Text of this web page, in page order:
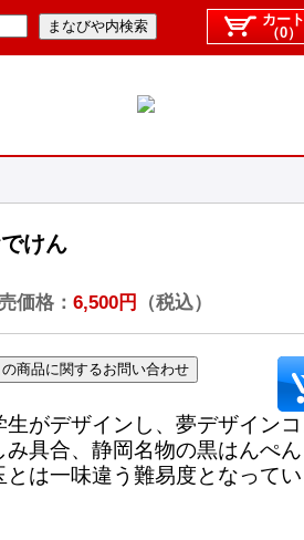
カート
（0）
けん
価格： 6,500円 （税込）
がデザインし、夢デザイン
具合、静岡名物の黒はんぺ
は一味違う難易度となってい